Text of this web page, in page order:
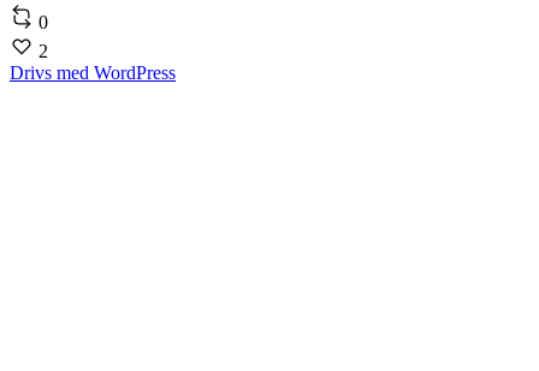
0
2
Drivs med WordPress